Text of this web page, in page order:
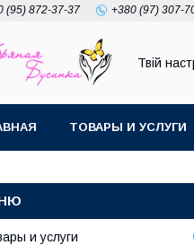
(95) 872-37-37 +380 (97) 307-
Твій
ТОВАРЫ И УСЛУГИ
и услуги